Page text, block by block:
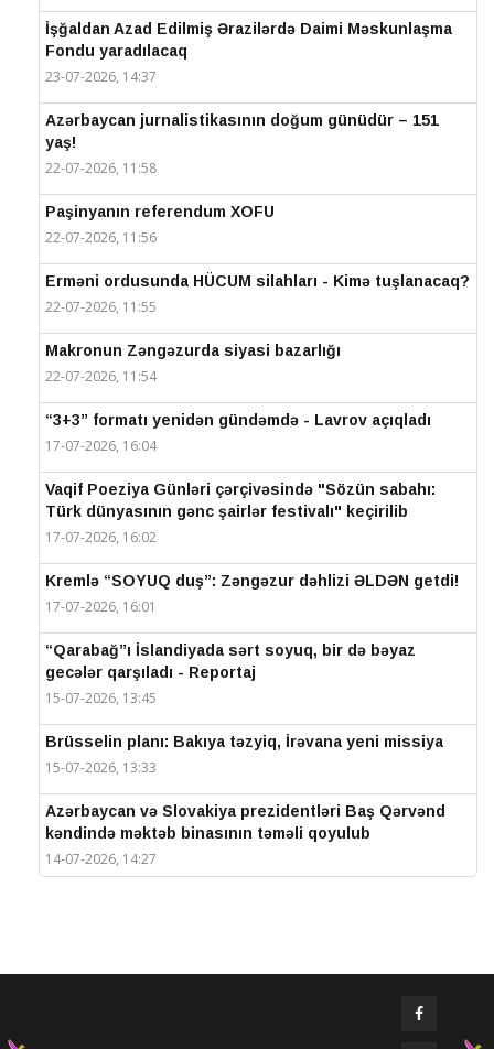
İşğaldan Azad Edilmiş Ərazilərdə Daimi Məskunlaşma
Fondu yaradılacaq
23-07-2026, 14:37
Azərbaycan jurnalistikasının doğum günüdür – 151
yaş!
22-07-2026, 11:58
Paşinyanın referendum XOFU
22-07-2026, 11:56
Erməni ordusunda HÜCUM silahları - Kimə tuşlanacaq?
22-07-2026, 11:55
Makronun Zəngəzurda siyasi bazarlığı
22-07-2026, 11:54
“3+3” formatı yenidən gündəmdə - Lavrov açıqladı
17-07-2026, 16:04
Vaqif Poeziya Günləri çərçivəsində "Sözün sabahı:
Türk dünyasının gənc şairlər festivalı" keçirilib
17-07-2026, 16:02
Kremlə “SOYUQ duş”: Zəngəzur dəhlizi ƏLDƏN getdi!
17-07-2026, 16:01
“Qarabağ”ı İslandiyada sərt soyuq, bir də bəyaz
gecələr qarşıladı - Reportaj
15-07-2026, 13:45
Brüsselin planı: Bakıya təzyiq, İrəvana yeni missiya
15-07-2026, 13:33
Azərbaycan və Slovakiya prezidentləri Baş Qərvənd
kəndində məktəb binasının təməli qoyulub
14-07-2026, 14:27
Prezidentlər Şuşada mətbuata bəyanatlarla çıxış